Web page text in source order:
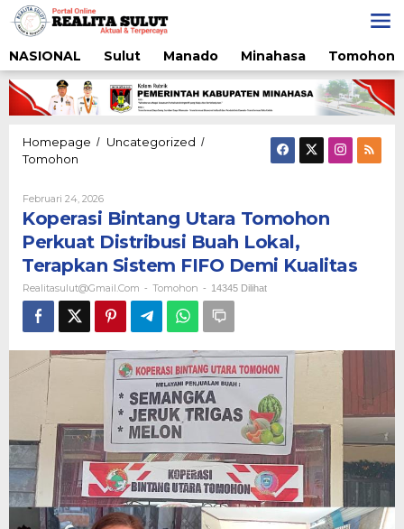
Lewati
ke
konten
NASIONAL
Sulut Manado Minahasa Tomohon
Homepage / Uncategorized /
Tomohon
Tomohon
Perkuat
Distribusi
Lokal,
Terapkan
Sistem
FIFO
Demi
Kualitas
Februari 24, 2026Oleh
Realitasulut@gmail.com
Koperasi Bintang Utara Tomohon
Perkuat Distribusi Buah Lokal,
Terapkan Sistem FIFO Demi Kualitas
Realitasulut@gmail.com - Tomohon - 14345 Dilihat